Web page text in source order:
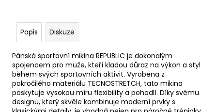
Popis Diskuze
Pánská sportovní mikina REPUBLIC je dokonalým
spojencem pro muže, kteří kladou důraz na výkon a styl
během svých sportovních aktivit. Vyrobena z
pokročilého materiálu TECNOSTRETCH, tato mikina
poskytuje vysokou míru flexibility a pohodlí. Díky svému
designu, který skvěle kombinuje moderní prvky s